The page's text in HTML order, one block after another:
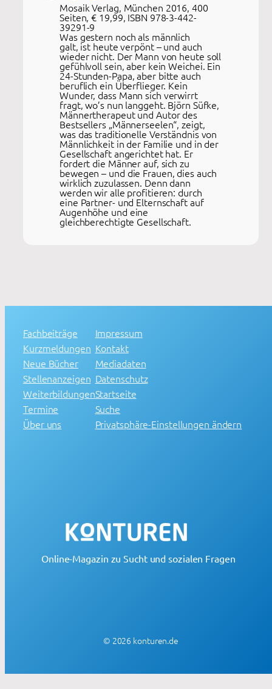
Mosaik Verlag, München 2016, 400
Seiten, € 19,99, ISBN 978-3-442-
39291-9
Was gestern noch als männlich
galt, ist heute verpönt – und auch
wieder nicht. Der Mann von heute soll
gefühlvoll sein, aber kein Weichei. Ein
24-Stunden-Papa, aber bitte auch
beruflich ein Überflieger. Kein
Wunder, dass Mann sich verwirrt
fragt, wo’s nun langgeht. Björn Süfke,
Männertherapeut und Autor des
Bestsellers „Männerseelen“, zeigt,
was das traditionelle Verständnis von
Männlichkeit in der Familie und in der
Gesellschaft angerichtet hat. Er
fordert die Männer auf, sich zu
bewegen – und die Frauen, dies auch
wirklich zuzulassen. Denn dann
werden wir alle profitieren: durch
eine Partner- und Elternschaft auf
Augenhöhe und eine
gleichberechtigte Gesellschaft.
Fachbeiträge
Kurzmeldungen
Neue Bücher
Stellenanzeigen
Weiterbildungen
Termine
Über uns
Impressum
Kontakt
Mediadaten
Datenschutz
Startseite
Suche
Privatsphäre-Einstellungen ändern
Online-Magazin zu Sucht und sozialen Fragen
© 2026 konturen.de